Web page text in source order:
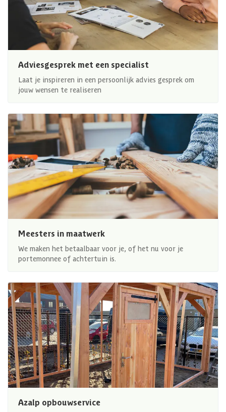
Adviesgesprek met een specialist
Laat je inspireren in een persoonlijk advies gesprek om
jouw wensen te realiseren
Meesters in maatwerk
We maken het betaalbaar voor je, of het nu voor je
portemonnee of achtertuin is.
Azalp opbouwservice